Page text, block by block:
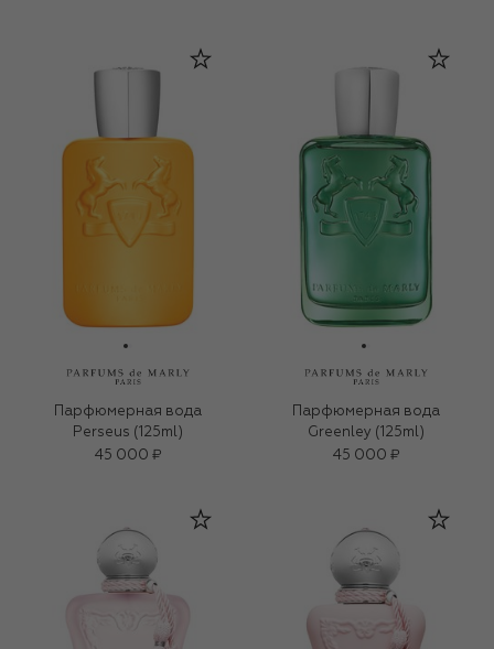
Парфюмерная вода
Perseus (125ml)
45 000 ₽
Парфюмерная вода
Greenley (125ml)
45 000 ₽